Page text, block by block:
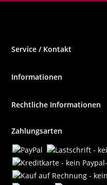
Service / Kontakt
Informationen
Rechtliche Informationen
Zahlungsarten